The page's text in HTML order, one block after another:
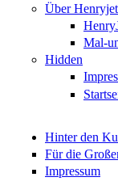
Über
Mal-
Hidden
Hinter den
Für die
Impressum